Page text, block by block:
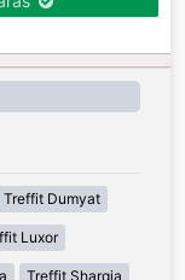
Treffit Dumyat
Luxor
Treffit Sharqia